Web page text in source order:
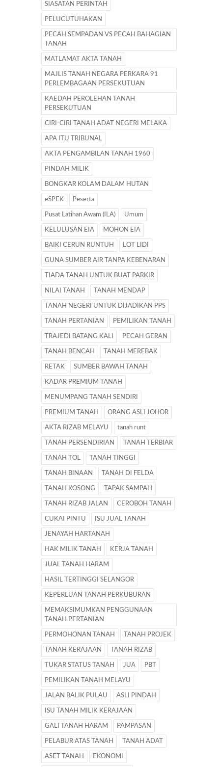
SIASATAN PERINTAH
PELUCUTUHAKAN
PECAH SEMPADAN VS PECAH BAHAGIAN
TANAH
MATLAMAT AKTA TANAH
MAJLIS TANAH NEGARA PERKARA 91
PERLEMBAGAAN PERSEKUTUAN
KAEDAH PEROLEHAN TANAH
PERSEKUTUAN
CIRI-CIRI TANAH ADAT NEGERI MELAKA
APA ITU TRIBUNAL
AKTA PENGAMBILAN TANAH 1960
PINDAH MILIK
BONGKAR KOLAM DALAM HUTAN
eSPEK Peserta
Pusat Latihan Awam (ILA) Umum
KELULUSAN EIA MOHON EIA
BAIKI CERUN RUNTUH LOT LIDI
GUNA SUMBER AIR TANPA KEBENARAN
TIADA TANAH UNTUK BUAT PARKIR
NILAI TANAH TANAH MENDAP
TANAH NEGERI UNTUK DIJADIKAN PPS
TANAH PERTANIAN PEMILIKAN TANAH
TRAJEDI BATANG KALI PECAH GERAN
TANAH BENCAH TANAH MEREBAK
RETAK SUMBER BAWAH TANAH
KADAR PREMIUM TANAH
MENUMPANG TANAH SENDIRI
PREMIUM TANAH ORANG ASLI JOHOR
AKTA RIZAB MELAYU tanah runt
TANAH PERSENDIRIAN TANAH TERBIAR
TANAH TOL TANAH TINGGI
TANAH BINAAN TANAH DI FELDA
TANAH KOSONG TAPAK SAMPAH
TANAH RIZAB JALAN CEROBOH TANAH
CUKAI PINTU ISU JUAL TANAH
JENAYAH HARTANAH
HAK MILIK TANAH KERJA TANAH
JUAL TANAH HARAM
HASIL TERTINGGI SELANGOR
KEPERLUAN TANAH PERKUBURAN
MEMAKSIMUMKAN PENGGUNAAN
TANAH PERTANIAN
PERMOHONAN TANAH TANAH PROJEK
TANAH KERAJAAN TANAH RIZAB
TUKAR STATUS TANAH JUA PBT
PEMILIKAN TANAH MELAYU
JALAN BALIK PULAU ASLI PINDAH
ISU TANAH MILIK KERAJAAN
GALI TANAH HARAM PAMPASAN
PELABUR ATAS TANAH TANAH ADAT
ASET TANAH EKONOMI